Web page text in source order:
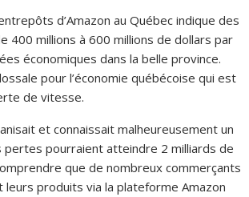
d’Amazon au Québec indique des
400 millions à 600 millions de dollars par
économiques dans la belle province.
pour l’économie québécoise qui est
de vitesse.
et connaissait malheureusement un
pertes pourraient atteindre 2 milliards de
que de nombreux commerçants
leurs produits via la plateforme Amazon